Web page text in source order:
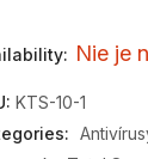
Nie je
KTS-10-1